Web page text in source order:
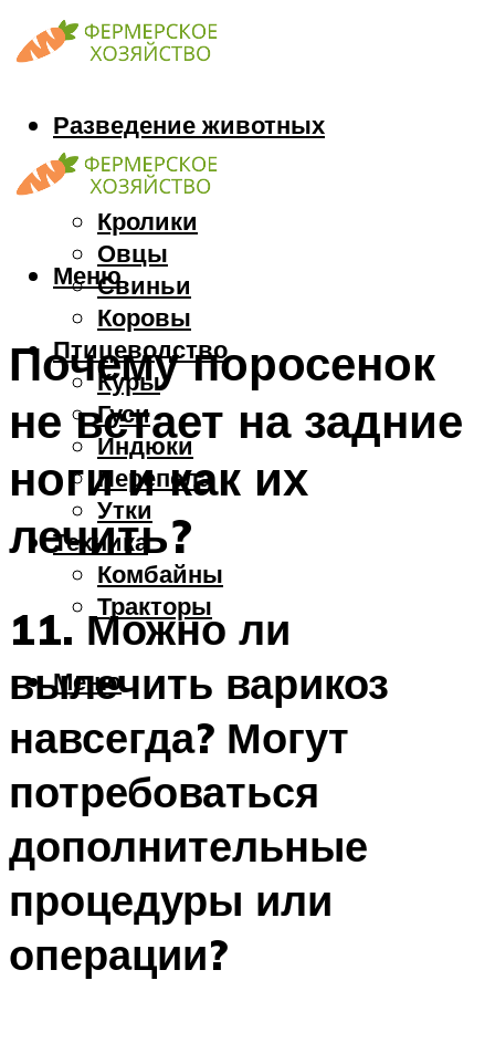
Разведение животных
Козы
Кони
Кролики
Овцы
Свиньи
Коровы
Птицеводство
Куры
Гуси
Индюки
Перепела
Утки
Техника
Комбайны
Тракторы
Меню
Меню
Почему поросенок
не встает на задние
ноги и как их
лечить?
11. Можно ли
вылечить варикоз
навсегда? Могут
потребоваться
дополнительные
процедуры или
операции?